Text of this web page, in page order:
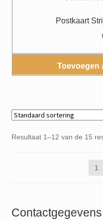
Postkaart
Toevoegen
Resultaat 1–12 van de 15
1
Contactgegevens